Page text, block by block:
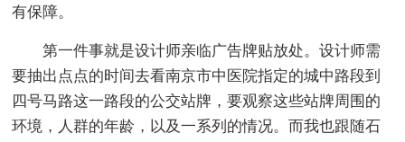
有保障。
第一件事就是设计师亲临广告牌贴放处。设计师需
要抽出点点的时间去看南京市中医院指定的城中路段到
四号马路这一路段的公交站牌，要观察这些站牌周围的
环境，人群的年龄，以及一系列的情况。而我也跟随石